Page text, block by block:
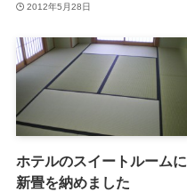
2012年5月28日
ホテルのスイートルームに
新畳を納めました